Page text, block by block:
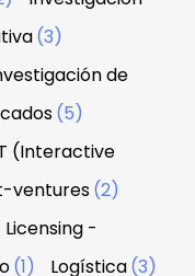
(3)
de
(5)
(Interactive
ventures(2)
Licensing -
(1) Logística(3)